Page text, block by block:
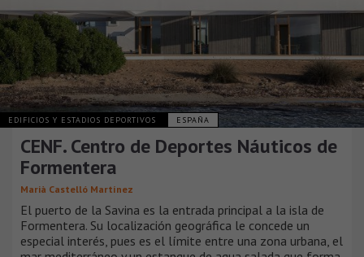
EDIFICIOS Y ESTADIOS DEPORTIVOS ESPAÑA
CENF. Centro de Deportes Náuticos de
Formentera
Marià Castelló Martínez
El puerto de la Savina es la entrada principal a la isla de
Formentera. Su localización geográfica le concede un
especial interés, pues es el límite entre una zona urbana, el